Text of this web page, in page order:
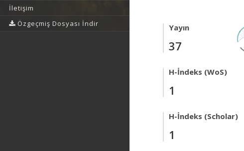
İletişim
Özgeçmiş Dosyası İndir
Yayın
37
H-İndeks (WoS)
1
H-İndeks (Scholar)
1